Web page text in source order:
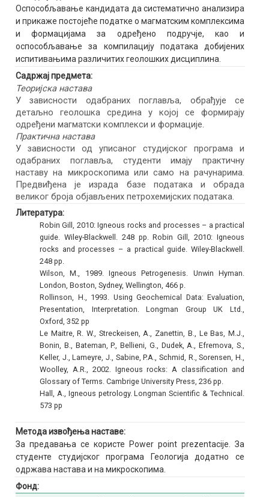
Оспособљавање кандидата да систематично анализира
и прикаже постојеће податке о магматским комплексима
и формацијама за одређено подручје, као и
оспособљавање за компилацију података добијених
испитивањима различитих геолошких дисциплина.
Садржај предмета:
Теоријска настава
У зависности одабраних поглавља, обрађује се
детаљно геолошка средина у којој се формирају
одређени магматски комплекси и формације.
Практична настава
У зависности од уписаног студијског програма и
одабраних поглавља, студенти имају практичну
наставу на микроскопима или само на рачунарима.
Предвиђена је израда базе података и обрада
великог броја објављених петрохемијских података.
Литература:
Robin Gill, 2010: Igneous rocks and processes – a practical
guide. Wiley-Blackwell. 248 pp. Robin Gill, 2010: Igneous
rocks and processes – a practical guide. Wiley-Blackwell.
248 pp.
Wilson, M., 1989. Igneous Petrogenesis. Unwin Hyman.
London, Boston, Sydney, Wellington, 466 p.
Rollinson, H., 1993. Using Geochemical Data: Evaluation,
Presentation, Interpretation. Longman Group UK Ltd.,
Oxford, 352 pp
Le Maitre, R. W., Streckeisen, A., Zanettin, B., Le Bas, M.J.,
Bonin, B., Bateman, P., Bellieni, G., Dudek, A., Efremova, S.,
Keller, J., Lameyre, J., Sabine, P.A., Schmid, R., Sorensen, H.,
Woolley, A.R., 2002. Igneous rocks: A classification and
Glossary of Terms. Cambrige University Press, 236 pp.
Hall, A., Igneous petrology. Longman Scientific & Technical.
573 pp
Метода извођења наставе:
За предавања се користе Power point prezentacije. За
студенте студијског програма Геологија додатно се
одржава настава и на микроскопима.
Фонд: